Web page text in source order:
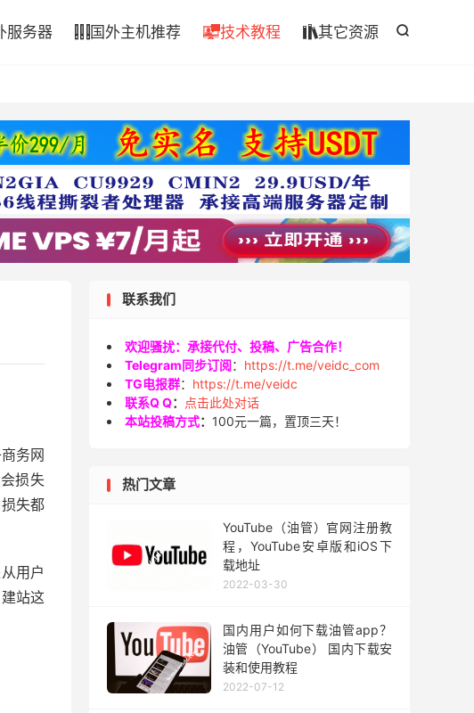

服务器  国外主机推荐 技术教程 其它资源
务网
损失
失都
用户
站这
联系我们
欢迎骚扰：承接代付、投稿、广告合作！
Telegram同步订阅： https://t.me/veidc_com
TG电报群： https://t.me/veidc
联系Q Q：
点击此处对话
本站投稿方式： 100元一篇，置顶三天！
热门文章
YouTube（油管）官网注册教
程，YouTube安卓版和iOS下
载地址
2022-03-30
国内用户如何下载油管app？
油管（YouTube） 国内下载安
装和使用教程
2022-07-12